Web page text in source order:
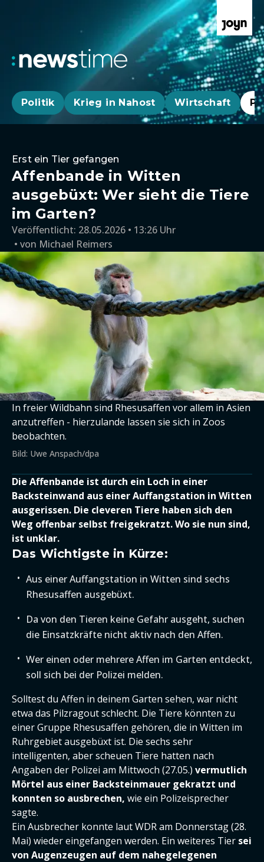
Politik Krieg in Nahost Wirtschaft
Erst ein Tier gefangen
Affenbande in Witten
ausgebüxt: Wer sieht die Tiere
im Garten?
Veröffentlicht: 28.05.2026 • 13:26 Uhr
von Michael Reimers
In freier Wildbahn sind Rhesusaffen vor allem in Asien
anzutreffen - hierzulande lassen sie sich in Zoos
beobachten.
Bild: Uwe Anspach/dpa
Die Affenbande ist durch ein Loch in einer
Backsteinwand aus einer Auffangstation in Witten
ausgerissen. Die cleveren Tiere haben sich den
Weg offenbar selbst freigekratzt. Wo sie nun sind,
ist unklar.
Das Wichtigste in Kürze:
Aus einer Auffangstation in Witten sind sechs
Rhesusaffen ausgebüxt.
Da von den Tieren keine Gefahr ausgeht, suchen
die Einsatzkräfte nicht aktiv nach den Affen.
Wer einen oder mehrere Affen im Garten entdeckt,
soll sich bei der Polizei melden.
Solltest du Affen in deinem Garten sehen, war nicht
etwa das Pilzragout schlecht. Die Tiere könnten zu
einer Gruppe Rhesusaffen gehören, die in Witten im
Ruhrgebiet ausgebüxt ist. Die sechs sehr
intelligenten, aber scheuen Tiere hatten nach
Angaben der Polizei am Mittwoch (27.05.) vermutlich
Mörtel aus einer Backsteinmauer gekratzt und
konnten so ausbrechen, wie ein Polizeisprecher
sagte.
Ein Ausbrecher konnte laut WDR am Donnerstag (28.
Mai) wieder eingefangen werden. Ein weiteres Tier sei
von Augenzeugen auf dem nahegelegenen